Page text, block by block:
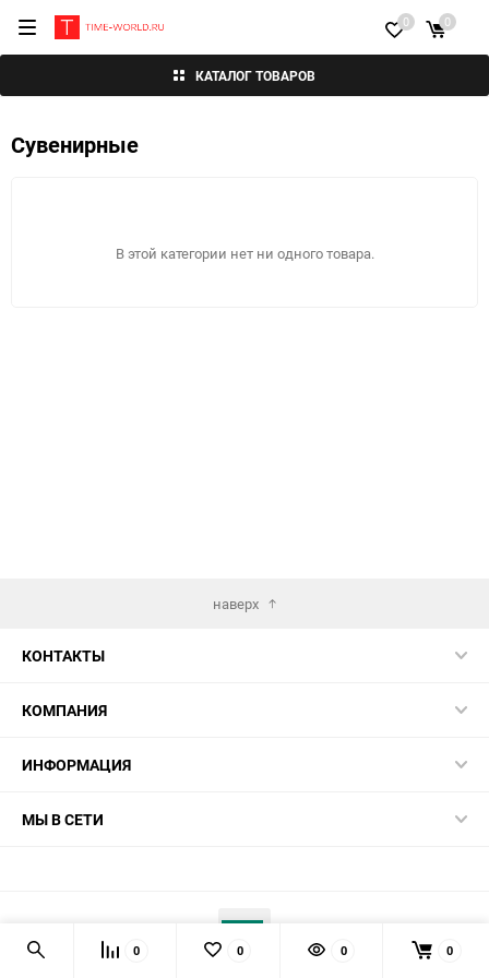
КАТАЛОГ ТОВАРОВ
0 0
Сувенирные
В этой категории нет ни одного товара.
наверх
КОНТАКТЫ
КОМПАНИЯ
ИНФОРМАЦИЯ
МЫ В СЕТИ
0 0 0 0